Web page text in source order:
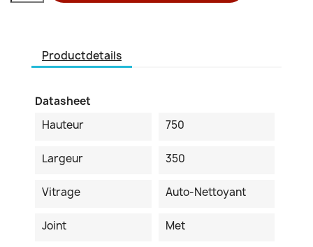
Productdetails
Datasheet
Hauteur
750
Largeur 350
Vitrage Auto-Nettoyant
Joint Met